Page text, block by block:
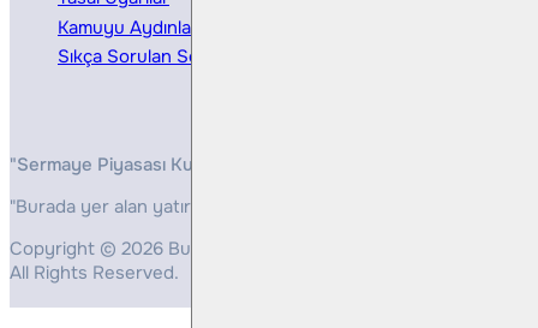
Kamuyu Aydınlatma
Sıkça Sorulan Sorular
"Sermaye Piyasası Kurulunun, Yatırım Hizmetleri ve
"Burada yer alan yatırım bilgi, yorum ve tavsiyeleri yatırım
Copyright © 2026 Bulls Yatırım Menkul Değerler
All Rights Reserved.